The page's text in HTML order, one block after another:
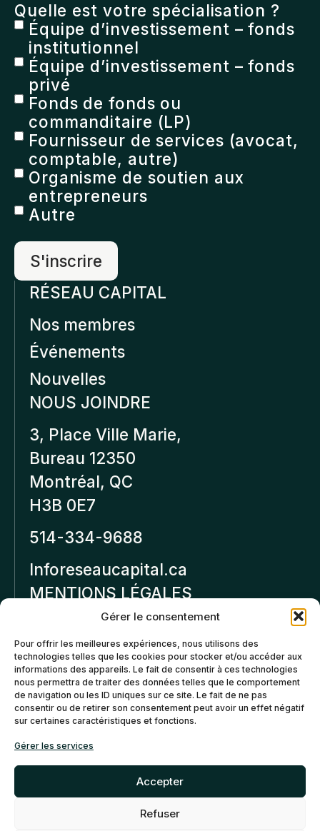
Gérer le consentement
Pour offrir les meilleures expériences, nous utilisons des
technologies telles que les cookies pour stocker et/ou accéder aux
informations des appareils. Le fait de consentir à ces technologies
nous permettra de traiter des données telles que le comportement
de navigation ou les ID uniques sur ce site. Le fait de ne pas
consentir ou de retirer son consentement peut avoir un effet négatif
sur certaines caractéristiques et fonctions.
Gérer les services
Accepter
Refuser
Quelle est votre spécialisation ?
Équipe d’investissement – fonds
institutionnel
Équipe d’investissement – fonds
privé
Fonds de fonds ou
commanditaire (LP)
Fournisseur de services (avocat,
comptable, autre)
Organisme de soutien aux
entrepreneurs
Autre
RÉSEAU CAPITAL
Nos membres
Événements
Nouvelles
NOUS JOINDRE
3, Place Ville Marie,
Bureau 12350
Montréal, QC
H3B 0E7
514-334-9688
Inforeseaucapital.ca
MENTIONS LÉGALES
Politique de
confidentialité
Politiques d’annulation et
de remboursement
Politique de cookies (CA)
©2026 Réseau Capital. Tous